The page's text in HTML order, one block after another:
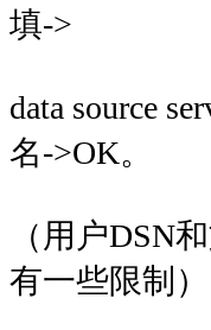
填->
data source
名->OK。
（用户DSN
有一些限制）